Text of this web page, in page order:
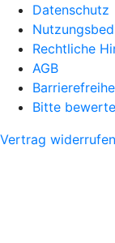
Datenschutz
Rechtliche
AGB
Bitte
Vertrag widerrufen